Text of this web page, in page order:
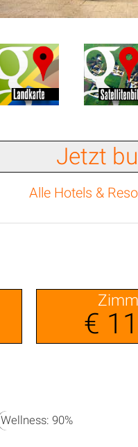
Jetzt
Alle Hotels &
€
Wellness: 90%